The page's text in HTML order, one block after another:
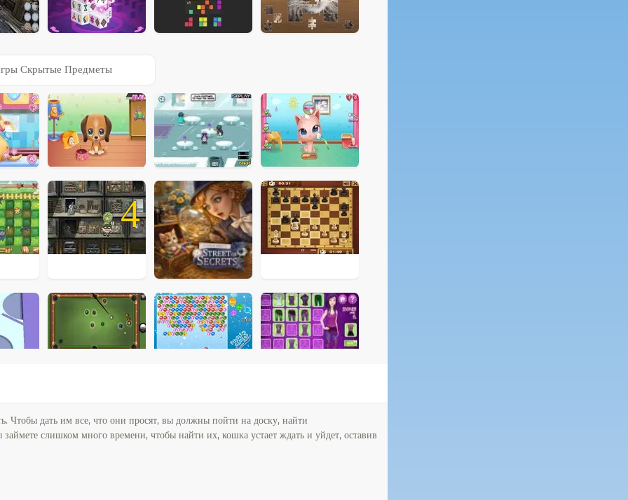
Скрытые Предметы
4
Чтобы дать им все, что они просят, вы должны пойти на доску, найти
слишком много времени, чтобы найти их, кошка устает ждать и уйдет, оставив